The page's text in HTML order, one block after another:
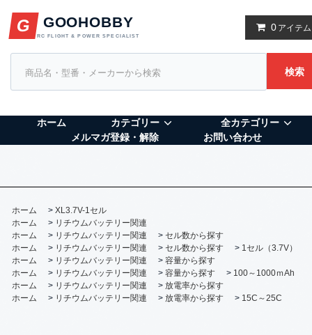
検索
0 アイテム
G GOOHOBBY
RC FLIGHT & POWER SPECIALIST
ホーム カテゴリー
全カテゴリー
メルマガ登録・解除
お問い合わせ
ホーム > XL3.7V-1セル
ホーム
> リチウムバッテリー関連
ホーム
> リチウムバッテリー関連 > セル数から探す
ホーム
> リチウムバッテリー関連 > セル数から探す > 1セル（3.7V）
ホーム
> リチウムバッテリー関連 > 容量から探す
ホーム
> リチウムバッテリー関連 > 容量から探す > 100～1000ｍAh
ホーム
> リチウムバッテリー関連 > 放電率から探す
ホーム
> リチウムバッテリー関連 > 放電率から探す > 15C～25C